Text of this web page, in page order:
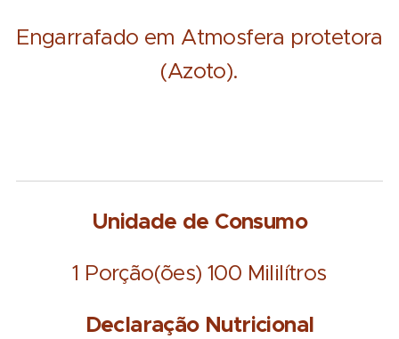
Engarrafado em Atmosfera protetora
(Azoto).
Unidade de Consumo
1 Porção(ões) 100 Mililítros
Declaração Nutricional